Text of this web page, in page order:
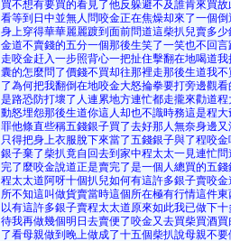
買不想有要買的看見了他反躲避不及誰肯來買
看等到日中並無人問咬金正在焦燥却來了一個
身上穿得華華麗麗踱到面前問道這柴扒兒賣多
金道不賣錢的五分一個那後生笑了一笑也不回
走咬金赶入一步照背心一把扯住擊翻在地喝道
囊的怎麼問了價錢不買却往那裡走那後生道我
了為何把我翻倒在地咬金大怒掄拳要打旁邊觀
是路恐防打壞了人連累地方連忙都走攏來勸道
動怒埋怨那後生道你這人却也不識時務這是程
罪他條直些稱五錢銀子買了去好那人無奈身邊
只得把身上衣服脫下來當了五錢銀子與了程咬
銀子棄了柴扒竟自回去到家中程太太一見連忙
完了麼咬金說道正是賣完了是一個人總買的五
程太太道阿呀十個扒兒如何有這許多銀子賣咬
所不知這叫做貨賣當時這個所在極有行情這件
以有這許多銀子賣程太太道原來如此我已做下
待我再做幾個明日去賣便了咬金又去買柴買酒
了看母親做到晚上做成了十五個柴扒說母親不